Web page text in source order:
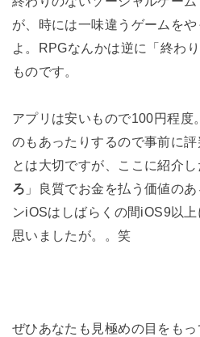
が、時には一味違うゲームを
よ。RPGなんかは逆に「終わ
ものです。
アプリは安いもので100円程度
のもあったりするので事前に
とは大切ですが、ここに紹介
ろ 」良質でお金を払う価値の
ンiOSはしばらくの間iOS9以
思いましたが。。笑
ぜひあなたも見極めの目をも